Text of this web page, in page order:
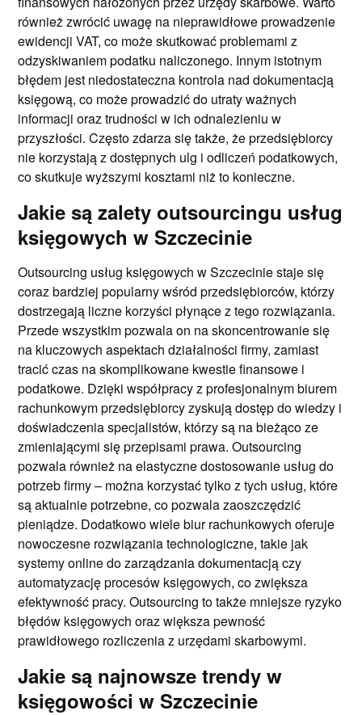
również zwrócić uwagę na nieprawidłowe prowadzenie
ewidencji VAT, co może skutkować problemami z
odzyskiwaniem podatku naliczonego. Innym istotnym
błędem jest niedostateczna kontrola nad dokumentacją
księgową, co może prowadzić do utraty ważnych
informacji oraz trudności w ich odnalezieniu w
przyszłości. Często zdarza się także, że przedsiębiorcy
nie korzystają z dostępnych ulg i odliczeń podatkowych,
co skutkuje wyższymi kosztami niż to konieczne.
Jakie są zalety outsourcingu usług
księgowych w Szczecinie
Outsourcing usług księgowych w Szczecinie staje się
coraz bardziej popularny wśród przedsiębiorców, którzy
dostrzegają liczne korzyści płynące z tego rozwiązania.
Przede wszystkim pozwala on na skoncentrowanie się
na kluczowych aspektach działalności firmy, zamiast
tracić czas na skomplikowane kwestie finansowe i
podatkowe. Dzięki współpracy z profesjonalnym biurem
rachunkowym przedsiębiorcy zyskują dostęp do wiedzy i
doświadczenia specjalistów, którzy są na bieżąco ze
zmieniającymi się przepisami prawa. Outsourcing
pozwala również na elastyczne dostosowanie usług do
potrzeb firmy – można korzystać tylko z tych usług, które
są aktualnie potrzebne, co pozwala zaoszczędzić
pieniądze. Dodatkowo wiele biur rachunkowych oferuje
nowoczesne rozwiązania technologiczne, takie jak
systemy online do zarządzania dokumentacją czy
automatyzację procesów księgowych, co zwiększa
efektywność pracy. Outsourcing to także mniejsze ryzyko
błędów księgowych oraz większa pewność
prawidłowego rozliczenia z urzędami skarbowymi.
Jakie są najnowsze trendy w
księgowości w Szczecinie